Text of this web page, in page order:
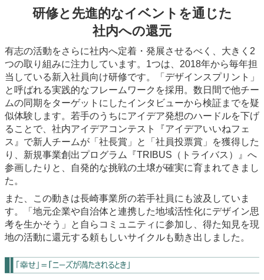
研修と先進的なイベントを通じた
社内への還元
有志の活動をさらに社内へ定着・発展させるべく、大きく2
つの取り組みに注力しています。1つは、2018年から毎年担
当している新入社員向け研修です。「デザインスプリント」
と呼ばれる実践的なフレームワークを採用。数日間で他チー
ムの同期をターゲットにしたインタビューから検証までを疑
似体験します。若手のうちにアイデア発想のハードルを下げ
ることで、社内アイデアコンテスト『アイデアいいねフェ
ス』で新人チームが「社長賞」と「社員投票賞」を獲得した
り、新規事業創出プログラム『TRIBUS（トライバス）』へ
参画したりと、自発的な挑戦の土壌が確実に育まれてきまし
た。
また、この動きは長崎事業所の若手社員にも波及していま
す。「地元企業や自治体と連携した地域活性化にデザイン思
考を生かそう」と自らコミュニティに参加し、得た知見を現
地の活動に還元する頼もしいサイクルも動き出しました。